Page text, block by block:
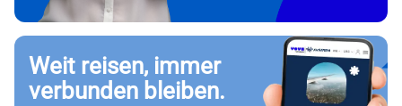
Weit reisen, immer
verbunden bleiben.